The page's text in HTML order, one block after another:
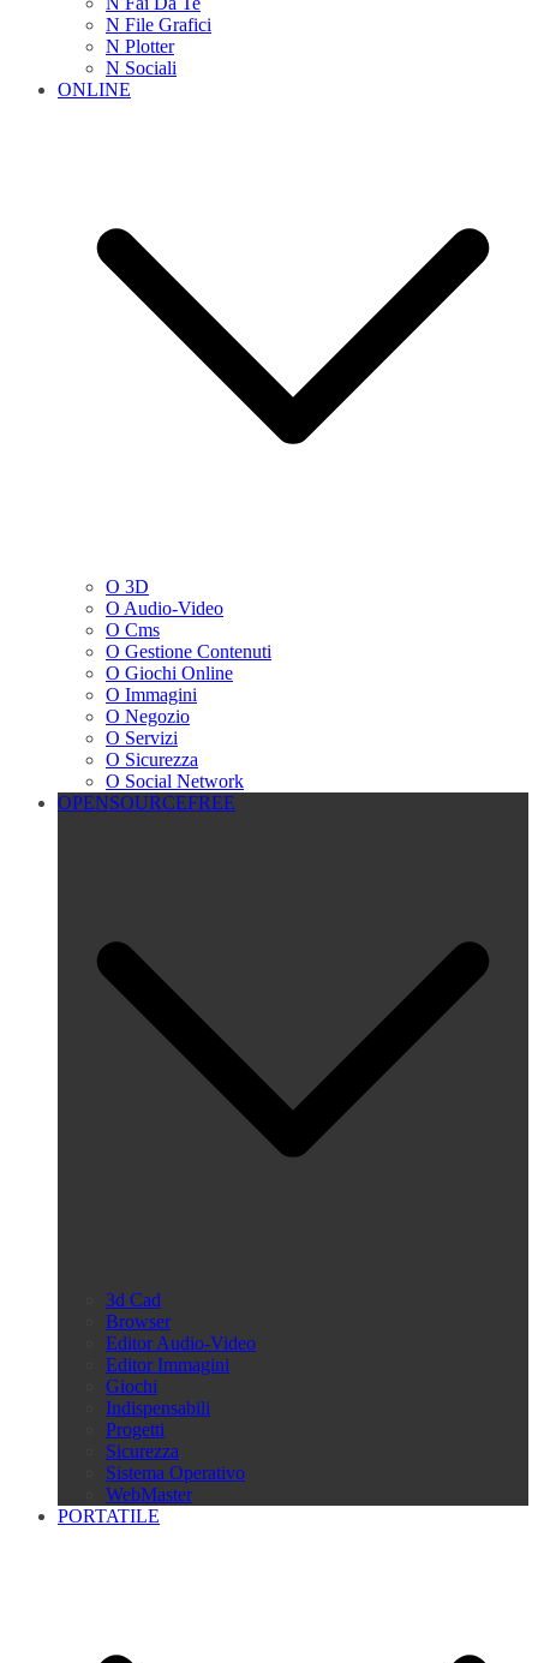
N File Grafici
N Plotter
N Sociali
ONLINE
O 3D
O Audio-Video
O Cms
O Gestione Contenuti
O Giochi Online
O Immagini
O Negozio
O Servizi
O Sicurezza
O Social Network
OPENSOURCEFREE
3d Cad
Browser
Editor Audio-Video
Editor Immagini
Giochi
Indispensabili
Progetti
Sicurezza
Sistema Operativo
WebMaster
PORTATILE